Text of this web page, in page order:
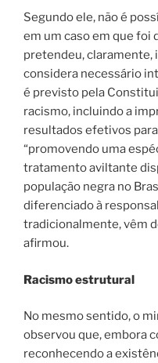
Segundo ele, não é
em um caso em que foi
pretendeu, claramente,
considera necessário
é previsto pela
racismo, incluindo a
resultados efetivos
“promovendo uma
tratamento aviltante
população negra no
diferenciado à
tradicionalmente, vêm
afirmou.
Racismo estrutural
No mesmo sentido, o
observou que, embora
reconhecendo a